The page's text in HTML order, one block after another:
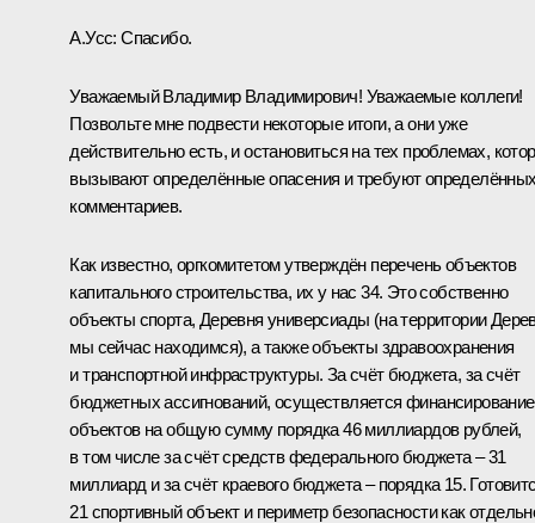
А.Усс:Спасибо.
Уважаемый Владимир Владимирович! Уважаемые коллеги!
Позвольте мне подвести некоторые итоги, а они уже
действительно есть, и остановиться на тех проблемах,
вызывают определённые опасения и требуют
комментариев.
Как известно, оргкомитетом утверждён перечень объектов
капитального строительства, их у нас 34. Это собственно
объекты спорта, Деревня универсиады (на территории
мы сейчас находимся), а также объекты здравоохранения
и транспортной инфраструктуры. За счёт бюджета, за счёт
бюджетных ассигнований, осуществляется
объектов на общую сумму порядка 46 миллиардов рублей,
в том числе за счёт средств федерального бюджета – 31
миллиард и за счёт краевого бюджета – порядка 15.
21 спортивный объект и периметр безопасности как